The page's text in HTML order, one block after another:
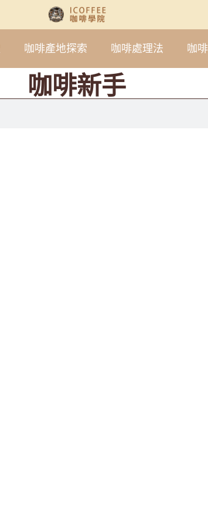
咖啡產地探索 咖啡處理法 咖
咖啡新手